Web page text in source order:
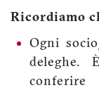
Ricordiamo
Ogni
deleghe.